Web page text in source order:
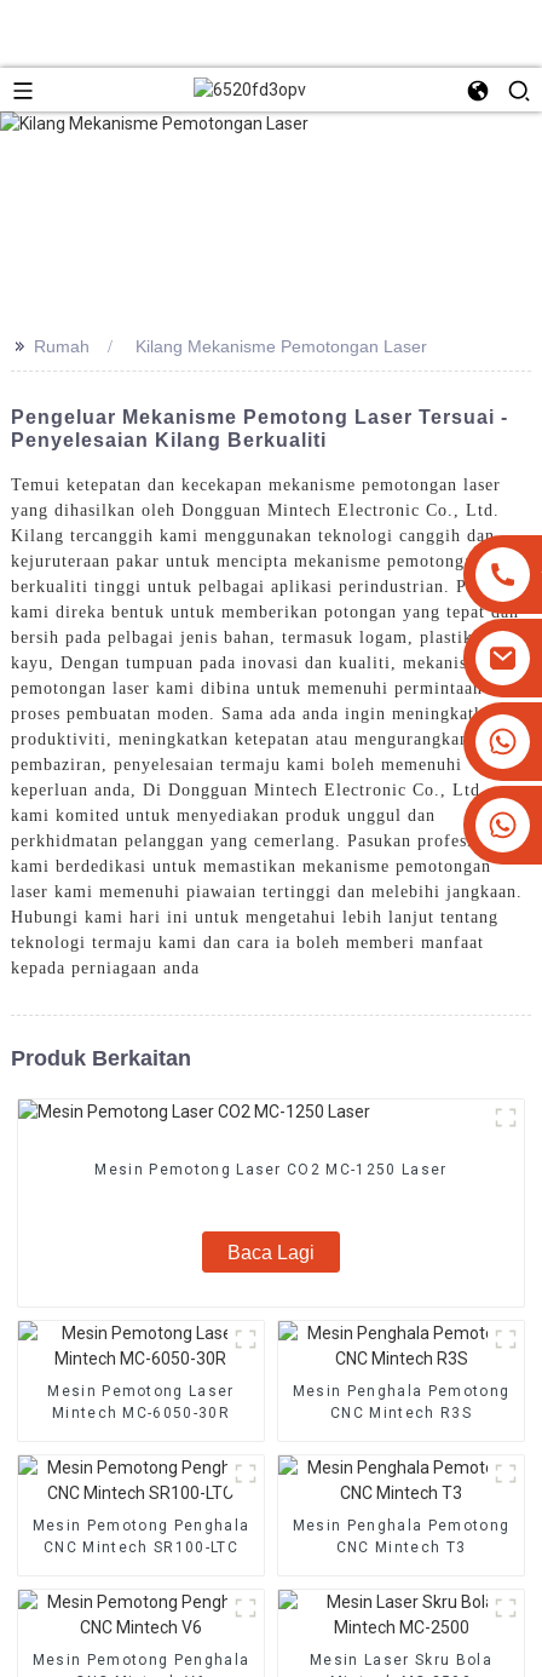
+8613825779334
+16266628193
>> Rumah Kilang Mekanisme Pemotongan Laser
Pengeluar Mekanisme Pemotong Laser Tersuai -
Penyelesaian Kilang Berkualiti
Temui ketepatan dan kecekapan mekanisme pemotongan laser
yang dihasilkan oleh Dongguan Mintech Electronic Co., Ltd.
Kilang tercanggih kami menggunakan teknologi canggih dan
kejuruteraan pakar untuk mencipta mekanisme pemotongan laser
berkualiti tinggi untuk pelbagai aplikasi perindustrian. Produk
kami direka bentuk untuk memberikan potongan yang tepat dan
bersih pada pelbagai jenis bahan, termasuk logam, plastik dan
kayu, Dengan tumpuan pada inovasi dan kualiti, mekanisme
pemotongan laser kami dibina untuk memenuhi permintaan
proses pembuatan moden. Sama ada anda ingin meningkatkan
produktiviti, meningkatkan ketepatan atau mengurangkan
pembaziran, penyelesaian termaju kami boleh memenuhi
keperluan anda, Di Dongguan Mintech Electronic Co., Ltd.,
kami komited untuk menyediakan produk unggul dan
perkhidmatan pelanggan yang cemerlang. Pasukan profesional
kami berdedikasi untuk memastikan mekanisme pemotongan
laser kami memenuhi piawaian tertinggi dan melebihi jangkaan.
Hubungi kami hari ini untuk mengetahui lebih lanjut tentang
teknologi termaju kami dan cara ia boleh memberi manfaat
kepada perniagaan anda
Produk Berkaitan
Mesin Pemotong Laser CO2 MC-1250 Laser
Baca Lagi
Mesin Pemotong Laser
Mintech MC-6050-30R
Mesin Penghala Pemotong
CNC Mintech R3S
Mesin Pemotong Penghala
CNC Mintech SR100-LTC
Mesin Penghala Pemotong
CNC Mintech T3
Mesin Pemotong Penghala
Mesin Laser Skru Bola